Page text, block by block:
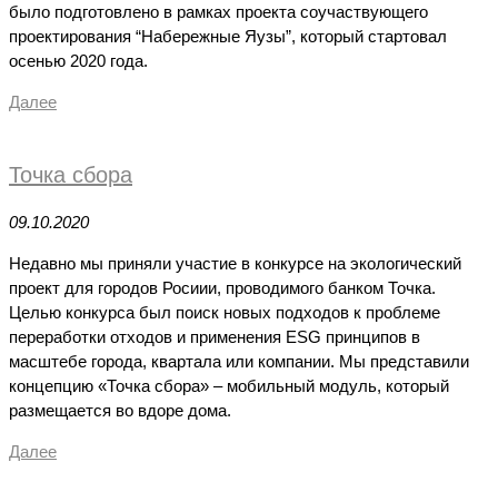
было подготовлено в рамках проекта соучаствующего
проектирования “Набережные Яузы”, который стартовал
осенью 2020 года.
Далее
Точка сбора
09.10.2020
Недавно мы приняли участие в конкурсе на экологический
проект для городов Росиии, проводимого банком Точка.
Целью конкурса был поиск новых подходов к проблеме
переработки отходов и применения ESG принципов в
масштебе города, квартала или компании. Мы представили
концепцию «Точка сбора» – мобильный модуль, который
размещается во вдоре дома.
Далее